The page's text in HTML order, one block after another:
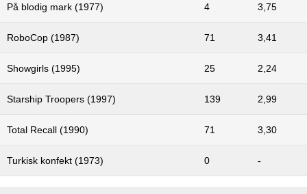
På blodig mark (1977) 4 3,75
RoboCop (1987) 71 3,41
Showgirls (1995) 25 2,24
Starship Troopers (1997) 139 2,99
Total Recall (1990) 71 3,30
Turkisk konfekt (1973) 0 -